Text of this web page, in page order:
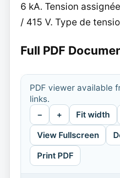
6 kA. Tension
/ 415 V. Type de
Full PDF
PDF viewer available
links.
− + Fit width
View Fullscreen
Print PDF